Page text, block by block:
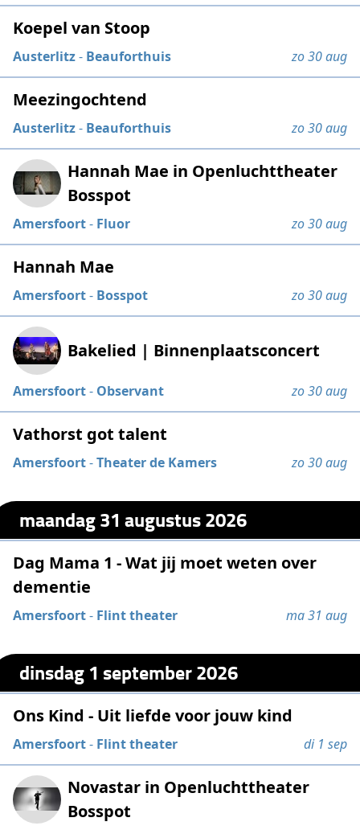
Koepel van Stoop
Austerlitz- Beauforthuis zo 30 aug
Meezingochtend
Austerlitz- Beauforthuis zo 30 aug
Hannah Mae in Openluchttheater
Bosspot
Amersfoort- Fluor zo 30 aug
Hannah Mae
Amersfoort- Bosspot zo 30 aug
Bakelied | Binnenplaatsconcert
Amersfoort- Observant zo 30 aug
Vathorst got talent
Amersfoort-Theater de Kamers zo 30 aug
maandag 31 augustus 2026
Dag Mama 1 - Wat jij moet weten over
dementie
Amersfoort- Flint theater ma 31 aug
dinsdag 1 september 2026
Ons Kind - Uit liefde voor jouw kind
Amersfoort- Flint theater di 1 sep
Novastar in Openluchttheater
Bosspot